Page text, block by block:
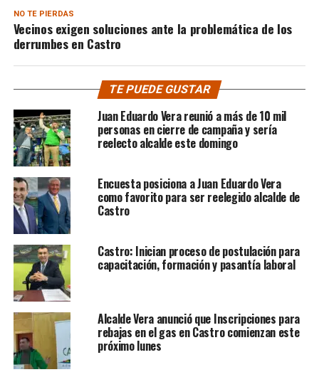
NO TE PIERDAS
Vecinos exigen soluciones ante la problemática de los
derrumbes en Castro
TE PUEDE GUSTAR
Juan Eduardo Vera reunió a más de 10 mil
personas en cierre de campaña y sería
reelecto alcalde este domingo
Encuesta posiciona a Juan Eduardo Vera
como favorito para ser reelegido alcalde de
Castro
Castro: Inician proceso de postulación para
capacitación, formación y pasantía laboral
Alcalde Vera anunció que Inscripciones para
rebajas en el gas en Castro comienzan este
próximo lunes